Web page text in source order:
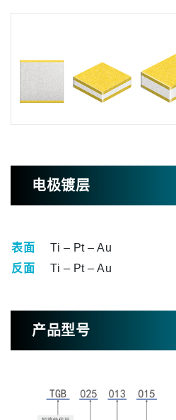
电极镀层
表面
Ti – Pt – Au
反面
Ti – Pt – Au
产品型号